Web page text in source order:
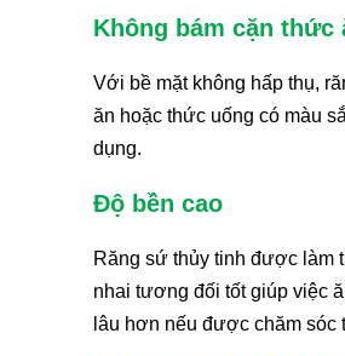
Không bám cặn thức
Với bề mặt không hấp thụ,
ăn hoặc thức uống có màu
dụng.
Độ bền cao
Răng sứ thủy tinh được làm
nhai tương đối tốt giúp việc
lâu hơn nếu được chăm sóc